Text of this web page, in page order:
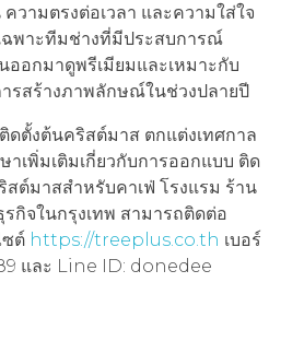
วามตรงต่อเวลา และความใส่ใจ
ฉพาะทีมช่างที่มีประสบการณ์
ออกมาดูพรีเมียมและเหมาะกับ
รสร้างภาพลักษณ์ในช่วงปลายปี
ดตั้งต้นคริสต์มาส ตกแต่งเทศกาล
าเพิ่มเติมเกี่ยวกับการออกแบบ ติด
ต์มาสสำหรับคาเฟ่ โรงแรม ร้าน
กิจในกรุงเทพ สามารถติดต่อ
ซต์ https://treeplus.co.th เบอร์
และ Line ID: donedee